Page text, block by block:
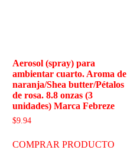
Aerosol (spray) para
ambientar cuarto. Aroma de
naranja/Shea butter/Pétalos
de rosa. 8.8 onzas (3
unidades) Marca Febreze
$9.94
COMPRAR PRODUCTO